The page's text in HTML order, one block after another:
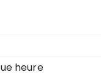
heure